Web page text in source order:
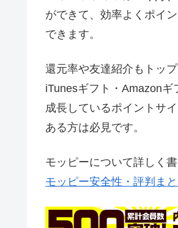
ができて、効率よくポイ
できます。
還元率や友達紹介もトッ
iTunesギフト・Amazon
成長しているポイントサ
ある方は必見です。
モッピーについて詳しく書
モッピー安全性・評判ま